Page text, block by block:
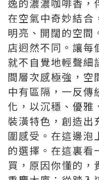
逸的濃濃咖啡香，
在空氣中奇妙結合
明亮、開闊的空間
店迥然不同。讓每
就不自覺地輕聲細
間層次感極強，空
中有區隔，一反傳
化，以沉穩、優雅
裝潢特色，創造出
圍感受。在這邊泡
的選擇。在這裏看
買，原因你懂的，